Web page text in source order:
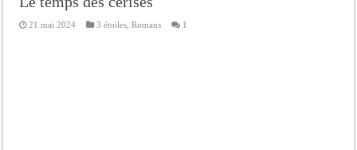
21 mai 2024 3 étoiles ,Romans 1